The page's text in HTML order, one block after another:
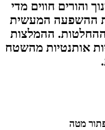
והורים חווים מדי
ההשפעה המעשית
ההמלצות
אותנטיות מהשטח
מטה